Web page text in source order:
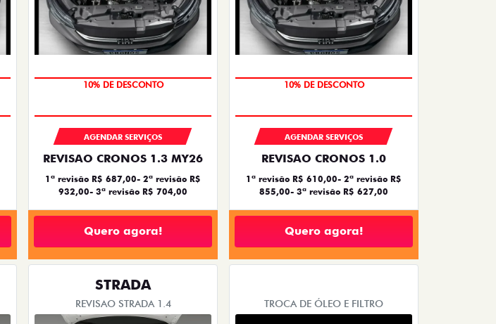
MÃO DE OBRA
AGENDAR SERVIÇOS
REVISAO CRONOS 1.3 MY26
1ª revisão R$ 687,00- 2ª revisão R$
932,00- 3ª revisão R$ 704,00
Quero agora!
MÃO DE OBRA
AGENDAR SERVIÇOS
REVISAO CRONOS 1.0
1ª revisão R$ 610,00- 2ª revisão R$
855,00- 3ª revisão R$ 627,00
Quero agora!
STRADA
REVISAO STRADA 1.4 TROCA DE ÓLEO E FILTRO